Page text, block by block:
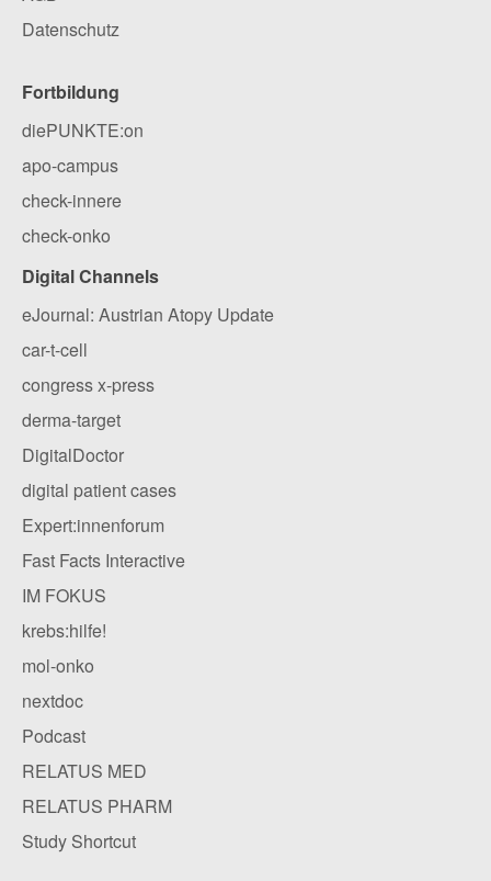
Datenschutz
Fortbildung
diePUNKTE:on
apo-campus
check-innere
check-onko
Digital Channels
eJournal: Austrian Atopy Update
car-t-cell
congress x-press
derma-target
DigitalDoctor
digital patient cases
Expert:innenforum
Fast Facts Interactive
IM FOKUS
krebs:hilfe!
mol-onko
nextdoc
Podcast
RELATUS MED
RELATUS PHARM
Study Shortcut